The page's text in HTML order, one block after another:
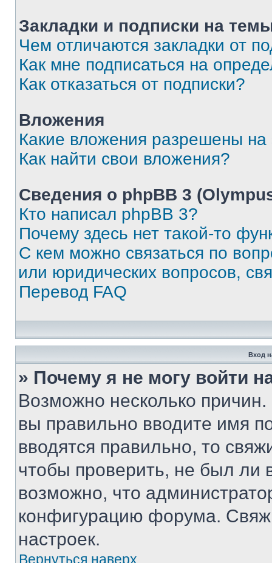
Закладки и подписки на
Чем отличаются закладки от
Как мне подписаться на
Как отказаться от подписки?
Вложения
Какие вложения разрешены
Как найти свои вложения?
Сведения о phpBB 3
Кто написал phpBB 3?
Почему здесь нет такой-то
С кем можно связаться по
или юридических вопросов,
Перевод FAQ
Вход
» Почему я не могу войти
Возможно несколько
вы правильно вводите имя
вводятся правильно, то
чтобы проверить, не был ли
возможно, что
конфигурацию форума.
настроек.
Вернуться наверх